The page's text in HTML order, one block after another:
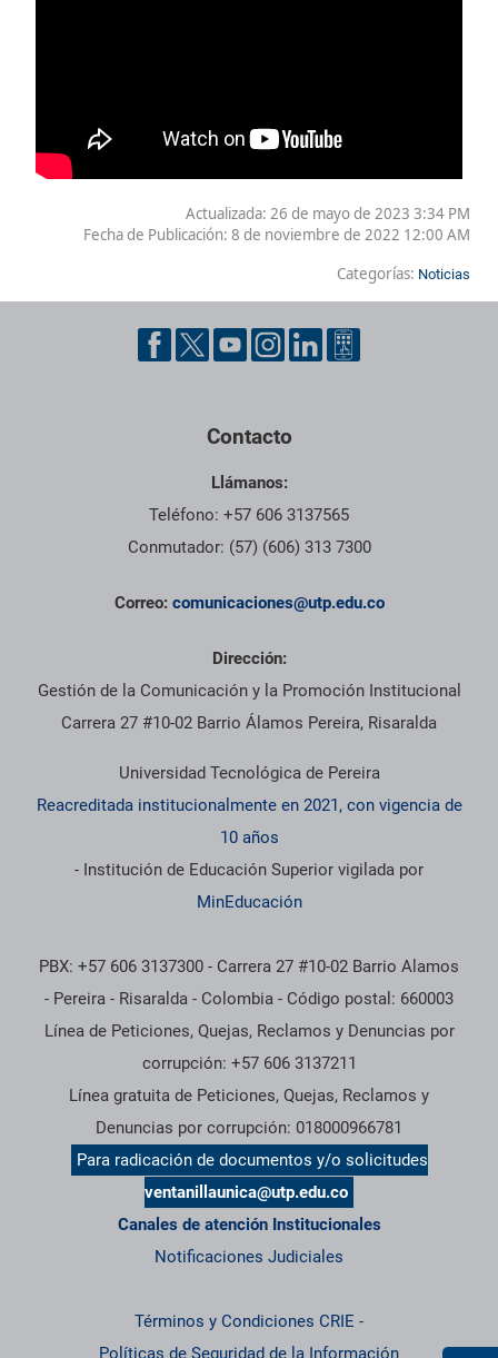
Actualizada: 26 de mayo de 2023 3:34 PM
Fecha de Publicación: 8 de noviembre de 2022 12:00 AM
Categorías: Noticias
Contacto
Llámanos:
Teléfono: +57 606 3137565
Conmutador: (57) (606) 313 7300
Correo: comunicaciones@utp.edu.co
Dirección:
Gestión de la Comunicación y la Promoción Institucional
Carrera 27 #10-02 Barrio Álamos Pereira, Risaralda
Universidad Tecnológica de Pereira
Reacreditada institucionalmente en 2021, con vigencia de
10 años
- Institución de Educación Superior vigilada por
MinEducación
PBX: +57 606 3137300 - Carrera 27 #10-02 Barrio Alamos
- Pereira - Risaralda - Colombia - Código postal: 660003
Línea de Peticiones, Quejas, Reclamos y Denuncias por
corrupción: +57 606 3137211
Línea gratuita de Peticiones, Quejas, Reclamos y
Denuncias por corrupción: 018000966781
Para radicación de documentos y/o solicitudes
ventanillaunica@utp.edu.co
Canales de atención Institucionales
Notificaciones Judiciales
Términos y Condiciones CRIE -
Políticas de Seguridad de la Información